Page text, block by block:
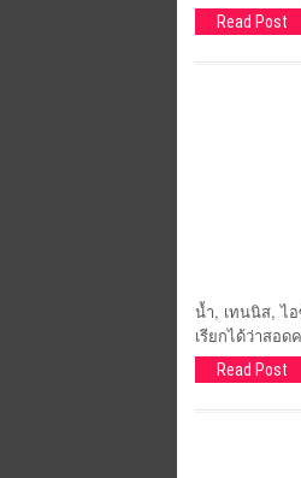
Read Post
น้ำ, เทนนิส, ไ
เรียกได้ว่าสอ
Read Post